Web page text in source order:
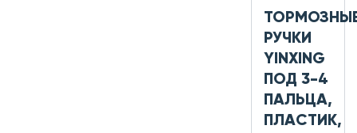
РУЧКИ
YINXING
ПОД 3-4
ПАЛЬЦА,
ПЛАСТИК,